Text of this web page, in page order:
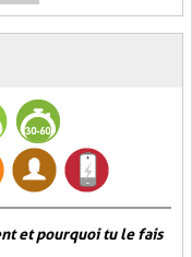
et pourquoi tu le fais